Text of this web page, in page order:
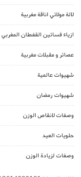
لالة مولاتي اناقة مغربية
ازياء فساتين القفطان المغربي
عصائر و مقبلات مغربية
شهيوات عالمية
شهيوات رمضان
وصفات لانقاص الوزن
حلويات العيد
وصفات لزيادة الوزن